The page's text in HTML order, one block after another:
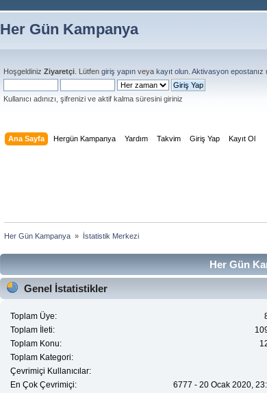
Her Gün Kampanya
Hoşgeldiniz Ziyaretçi . Lütfen giriş yapın veya kayıt olun Aktivasyon epostanız
Kullanıcı adınızı, şifrenizi ve aktif kalma süresini giriniz
Ana Sayfa Hergün Kampanya Yardım Takvim Giriş Yap Kayıt Ol
Her Gün Kampanya » İstatistik Merkezi
Her Gün
Genel İstatistikler
Toplam Üye:
Toplam İleti:
Toplam Konu:
Toplam Kategori:
Çevrimiçi Kullanıcılar:
En Çok Çevrimiçi:
6777 - 20 Ocak 2020,